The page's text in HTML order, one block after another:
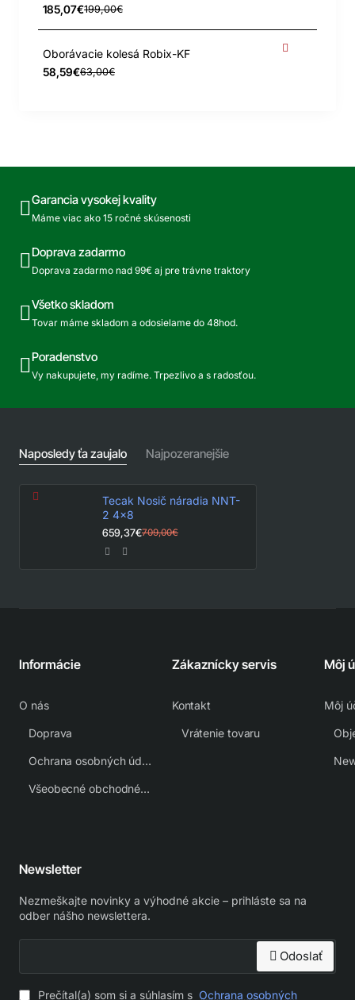
185,07€199,00€
Oborávacie kolesá Robix-KF
58,59€63,00€
Garancia vysokej kvality
Máme viac ako 15 ročné skúsenosti
Doprava zadarmo
Doprava zadarmo nad 99€ aj pre trávne traktory
Všetko skladom
Tovar máme skladom a odosielame do 48hod.
Poradenstvo
Vy nakupujete, my radíme. Trpezlivo a s radosťou.
Naposledy ťa zaujalo Najpozeranejšie
Tecak Nosič náradia NNT-
2 4x8
659,37€709,00€
Informácie
O nás
Doprava
Ochrana osobných údajov
Všeobecné obchodné podmienky
Zákaznícky servis
Kontakt
Vrátenie tovaru
Môj
Môj
Newsletter
Nezmeškajte novinky a výhodné akcie – prihláste sa na
odber nášho newslettera.
Odoslať
Prečítal(a) som si a súhlasím s Ochrana osobných